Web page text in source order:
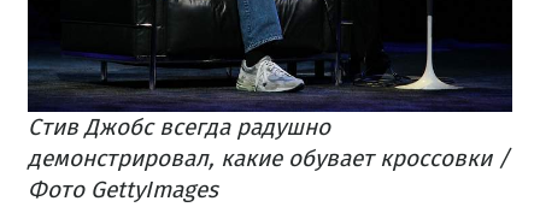
Стив Джобс всегда радушно
демонстрировал, какие обувает кроссовки /
Фото GettyImages